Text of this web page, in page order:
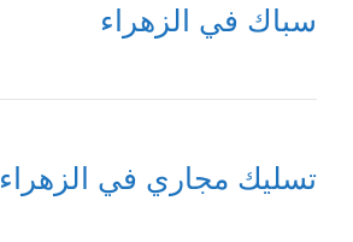
سباك في الزهراء
تسليك مجاري في الزهراء